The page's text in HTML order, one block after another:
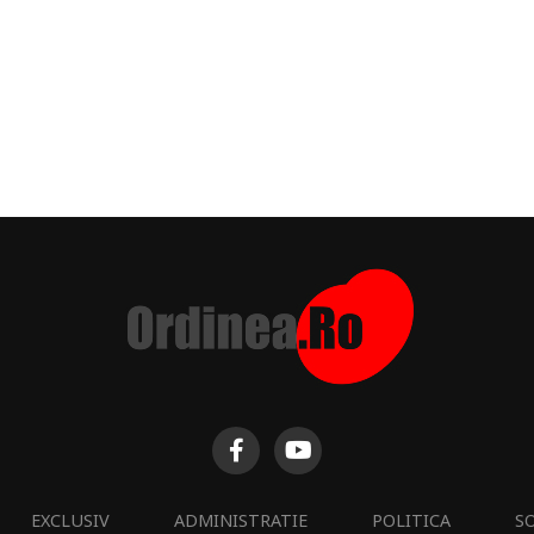
EXCLUSIV ADMINISTRATIE POLITICA